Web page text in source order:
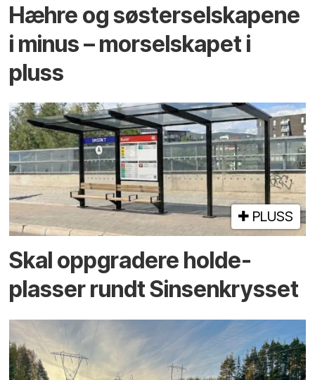
Hæhre og søster­selskapene
i minus – mor­selskapet i
pluss
PLUSS
Skal oppgradere holde­
plasser rundt Sinsenkrysset